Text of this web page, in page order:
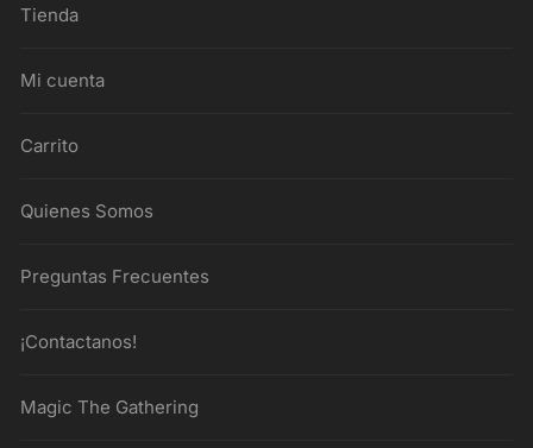
Tienda
Mi cuenta
Carrito
Quienes Somos
Preguntas Frecuentes
¡Contactanos!
Magic The Gathering